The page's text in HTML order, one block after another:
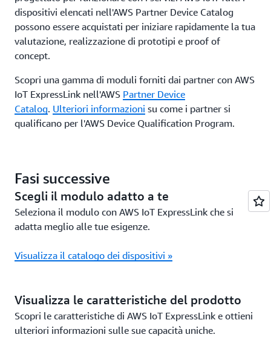
dispositivi elencati nell'AWS Partner Device Catalog
possono essere acquistati per iniziare rapidamente la tua
valutazione, realizzazione di prototipi e proof of
concept.
Scopri una gamma di moduli forniti dai partner con AWS
IoT ExpressLink nell'AWS Partner Device
Catalog. Ulteriori informazioni su come i partner si
qualificano per l'AWS Device Qualification Program.
Fasi successive
Scegli il modulo adatto a te
Seleziona il modulo con AWS IoT ExpressLink che si
adatta meglio alle tue esigenze.
Visualizza il catalogo dei dispositivi »
Visualizza le caratteristiche del prodotto
Scopri le caratteristiche di AWS IoT ExpressLink e ottieni
ulteriori informazioni sulle sue capacità uniche.